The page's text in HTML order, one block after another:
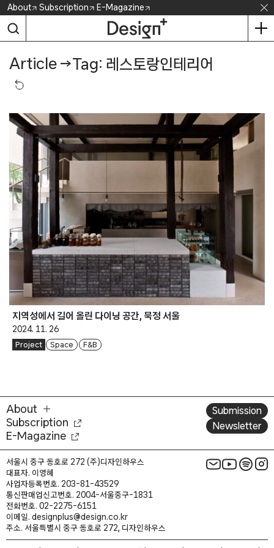
Skip
content
About Subscription E-Magazine
Article →Tag: 레스토랑인테리어
지역성에서 길어 올린 다이닝 공간, 묵정 서울
2024. 11. 26
Project Space F&B
About
Subscription
E-Magazine
Submission
Newsletter
서울시 중구 동호로 272 (주)디자인하우스
대표자. 이영혜
사업자등록번호. 203-81-43529
통신판매업신고번호. 2004-서울중구-1831
전화번호. 02-2275-6151
이메일. designplus@design.co.kr
주소. 서울특별시 중구 동호로 272, 디자인하우스